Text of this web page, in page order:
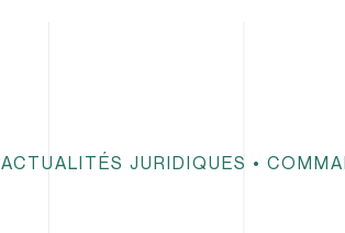
ACTUALITÉS JURIDIQUES •